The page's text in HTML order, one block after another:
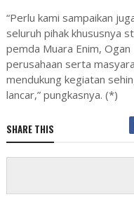
“Perlu kami sampaikan
seluruh pihak khususnya
pemda Muara Enim,
perusahaan serta
mendukung kegiatan
lancar,” pungkasnya. (*)
SHARE THIS